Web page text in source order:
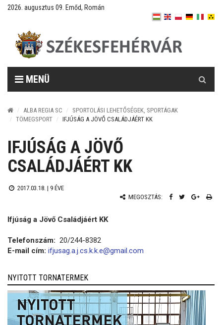
2026. augusztus 09. Emőd, Román
MENÜ
ALBA REGIA SC
SPORTOLÁSI LEHETŐSÉGEK, SPORTÁGAK
TÖMEGSPORT
IFJÚSÁG A JÖVŐ CSALÁDJÁÉRT KK
IFJÚSÁG A JÖVŐ
CSALÁDJÁÉRT KK
2017.03.18. | 9 ÉVE
MEGOSZTÁS:
Ifjúság a Jövő Családjáért KK
Telefonszám: 20/244-8382
E-mail cím: ifjusag.a.j.cs.k.k.e@gmail.com
NYITOTT TORNATERMEK